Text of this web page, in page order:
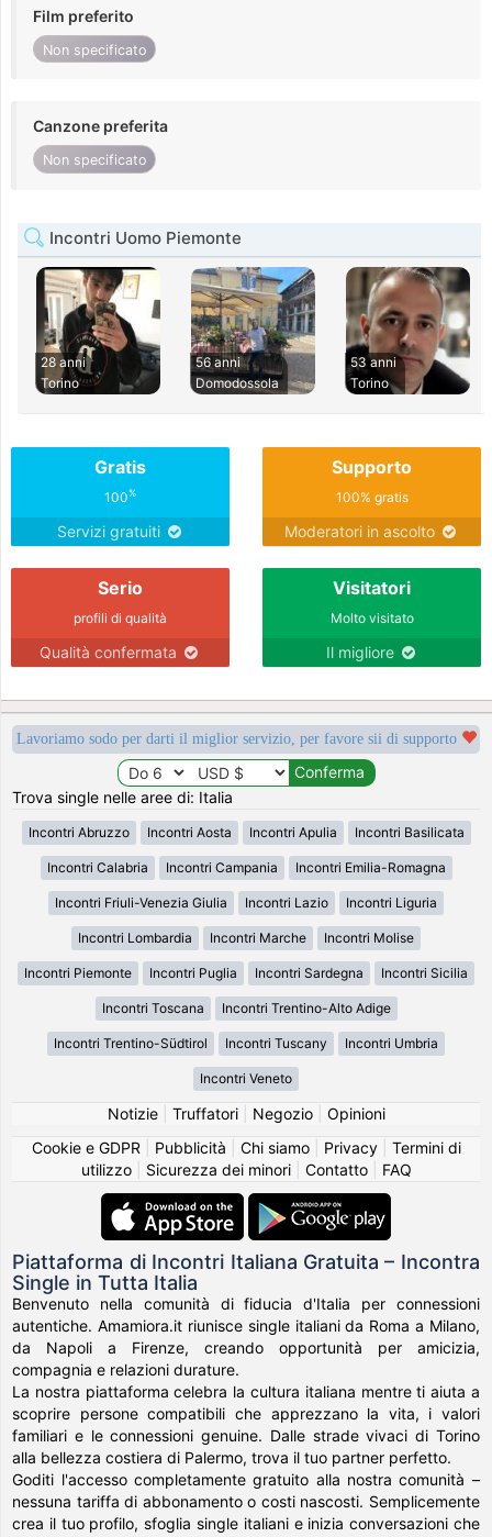
Film preferito
Non specificato
Canzone preferita
Non specificato
Incontri Uomo Piemonte
28 anni
Torino
56 anni
Domodossola
53 anni
Torino
Gratis
100%
Servizi gratuiti
Supporto
100% gratis
Moderatori in ascolto
Serio
profili di qualità
Qualità confermata
Visitatori
Molto visitato
Il migliore
Lavoriamo sodo per darti il miglior servizio, per favore sii di supporto
Trova single nelle aree di: Italia
Incontri Abruzzo Incontri Aosta Incontri Apulia Incontri Basilicata
Incontri Calabria Incontri Campania Incontri Emilia-Romagna
Incontri Friuli-Venezia Giulia Incontri Lazio Incontri Liguria
Incontri Lombardia Incontri Marche Incontri Molise
Incontri Piemonte Incontri Puglia Incontri Sardegna Incontri Sicilia
Incontri Toscana Incontri Trentino-Alto Adige
Incontri Trentino-Südtirol Incontri Tuscany Incontri Umbria
Incontri Veneto
Notizie| Truffatori| Negozio| Opinioni
Cookie e GDPR
Pubblicità Chi siamo| Privacy| Termini di
utilizzo| Sicurezza dei minori| Contatto| FAQ
Piattaforma di Incontri Italiana Gratuita – Incontra
Single in Tutta Italia
Benvenuto nella comunità di fiducia d'Italia per connessioni
autentiche. Amamiora.it riunisce single italiani da Roma a Milano,
da Napoli a Firenze, creando opportunità per amicizia,
compagnia e relazioni durature.
La nostra piattaforma celebra la cultura italiana mentre ti aiuta a
scoprire persone compatibili che apprezzano la vita, i valori
familiari e le connessioni genuine. Dalle strade vivaci di Torino
alla bellezza costiera di Palermo, trova il tuo partner perfetto.
Goditi l'accesso completamente gratuito alla nostra comunità –
nessuna tariffa di abbonamento o costi nascosti. Semplicemente
crea il tuo profilo, sfoglia single italiani e inizia conversazioni che